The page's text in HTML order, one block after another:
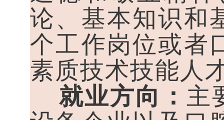
论、基本知识和
个工作岗位或者
素质技术技能人
就业方向： 主